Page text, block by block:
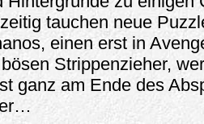
tauchen neue
einen erst in
Strippenzieher,
ganz am Ende des